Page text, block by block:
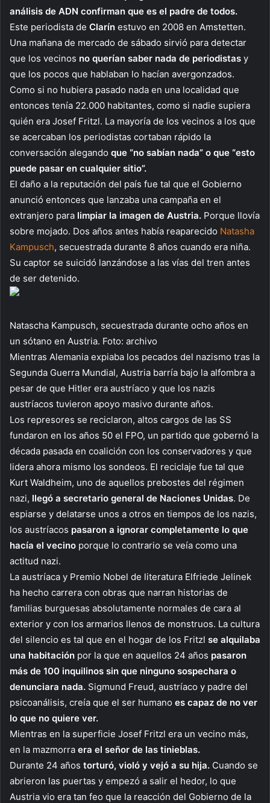
análisis de ADN confirman que es el padre de todos.
Este periodista de Clarín estuvo en 2008 en Amstetten.
Una mañana de mercado de sábado sirvió para detectar
que los vecinos no querían saber nada de periodistas y
que los pocos que hablaban lo hacían avergonzados.
Como si no hubiera pasado nada en una localidad que
entonces tenía 22.000 habitantes, como si nadie supiera
quién era Josef Fritzl. La mayoría de los vecinos a los que
se acercaban los periodistas cortaban rápido la
conversación alegando que “no sabían nada” o que “esto
puede pasar en cualquier sitio”.
El daño a la reputación del país fue tal que el Gobierno
anunció entonces que lanzaba una campaña en el
extranjero para limpiar la imagen de Austria. Porque llovía
sobre mojado. Dos años antes había reaparecido Natasha
Kampusch, secuestrada durante 8 años cuando era niña.
Su captor se suicidó lanzándose a las vías del tren antes
de ser detenido.
Natascha Kampusch, secuestrada durante ocho años en
un sótano en Austria. Foto: archivo
Mientras Alemania expiaba los pecados del nazismo tras la
Segunda Guerra Mundial, Austria barría bajo la alfombra a
pesar de que Hitler era austríaco y que los nazis
austríacos tuvieron apoyo masivo durante años.
Los represores se reciclaron, altos cargos de las SS
fundaron en los años 50 el FPO, un partido que gobernó la
década pasada en coalición con los conservadores y que
lidera ahora mismo los sondeos. El reciclaje fue tal que
Kurt Waldheim, uno de aquellos prebostes del régimen
nazi, llegó a secretario general de Naciones Unidas. De
espiarse y delatarse unos a otros en tiempos de los nazis,
los austríacos pasaron a ignorar completamente lo que
hacía el vecino porque lo contrario se veía como una
actitud nazi.
La austríaca y Premio Nobel de literatura Elfriede Jelinek
ha hecho carrera con obras que narran historias de
familias burguesas absolutamente normales de cara al
exterior y con los armarios llenos de monstruos. La cultura
del silencio es tal que en el hogar de los Fritzl se alquilaba
una habitación por la que en aquellos 24 años pasaron
más de 100 inquilinos sin que ninguno sospechara o
denunciara nada. Sigmund Freud, austríaco y padre del
psicoanálisis, creía que el ser humano es capaz de no ver
lo que no quiere ver.
Mientras en la superficie Josef Fritzl era un vecino más,
en la mazmorra era el señor de las tinieblas.
Durante 24 años torturó, violó y vejó a su hija. Cuando se
abrieron las puertas y empezó a salir el hedor, lo que
Austria vio era tan feo que la reacción del Gobierno de la